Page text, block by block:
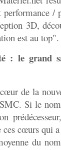
performance /
3D,
est au top".
: le grand
de la
Si le
cœurs qui
du